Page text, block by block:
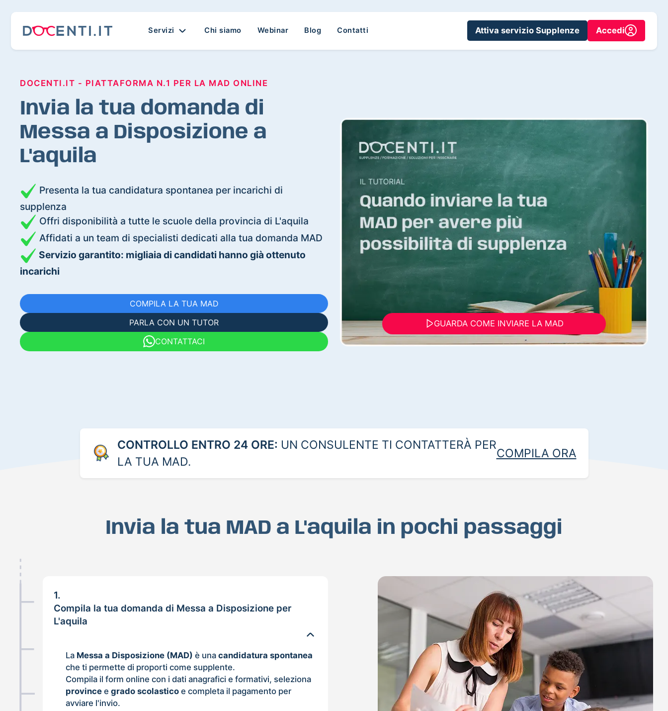
Servizi Chi siamo Webinar Blog Contatti Attiva servizio Supplenze Accedi
DOCENTI.IT - PIATTAFORMA N.1 PER LA MAD ONLINE
Invia la tua domanda di
Messa a Disposizione a
L'aquila
Presenta la tua candidatura spontanea per incarichi di
supplenza
Offri disponibilità a tutte le scuole della provincia di L'aquila
Affidati a un team di specialisti dedicati alla tua domanda MAD
Servizio garantito: migliaia di candidati hanno già ottenuto
incarichi
COMPILA LA TUA MAD
PARLA CON UN TUTOR
CONTATTACI
GUARDA COME INVIARE LA MAD
CONTROLLO ENTRO 24 ORE: UN CONSULENTE TI CONTATTERÀ PER
LA TUA MAD.
COMPILA ORA
Invia la tua MAD a L'aquila in pochi passaggi
1.
Compila la tua domanda di Messa a Disposizione per
L'aquila
La Messa a Disposizione (MAD) è unacandidatura spontanea
che ti permette di proporti come supplente.
Compila il form online con i dati anagrafici e formativi, seleziona
province egrado scolastico e completa il pagamento per
avviare l'invio.